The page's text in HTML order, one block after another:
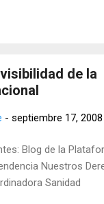
está abierta a
de la
- septiembre 17, 2008
Blog de la
Nuestros
Sanidad